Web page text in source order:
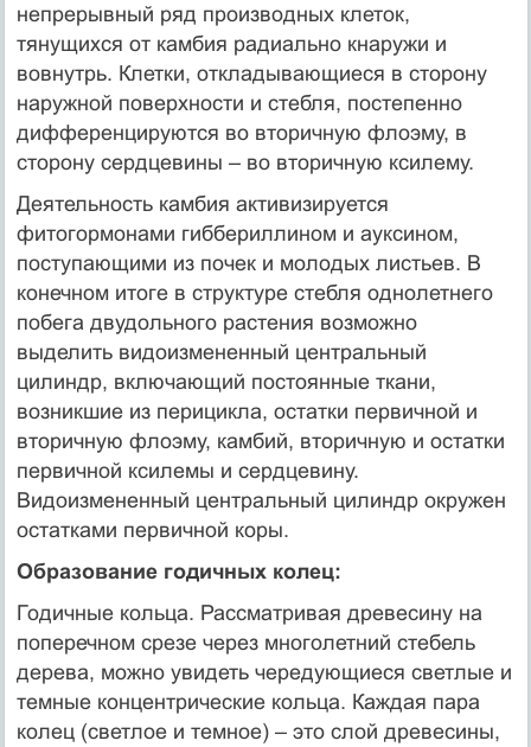
непрерывный ряд производных клеток,
тянущихся от камбия радиально кнаружи и
вовнутрь. Клетки, откладывающиеся в сторону
наружной поверхности и стебля, постепенно
дифференцируются во вторичную флоэму, в
сторону сердцевины – во вторичную ксилему.
Деятельность камбия активизируется
фитогормонами гиббериллином и ауксином,
поступающими из почек и молодых листьев. В
конечном итоге в структуре стебля однолетнего
побега двудольного растения возможно
выделить видоизмененный центральный
цилиндр, включающий постоянные ткани,
возникшие из перицикла, остатки первичной и
вторичную флоэму, камбий, вторичную и остатки
первичной ксилемы и сердцевину.
Видоизмененный центральный цилиндр окружен
остатками первичной коры.
Образование годичных колец:
Годичные кольца. Рассматривая древесину на
поперечном срезе через многолетний стебель
дерева, можно увидеть чередующиеся светлые и
темные концентрические кольца. Каждая пара
колец (светлое и темное) – это слой древесины,